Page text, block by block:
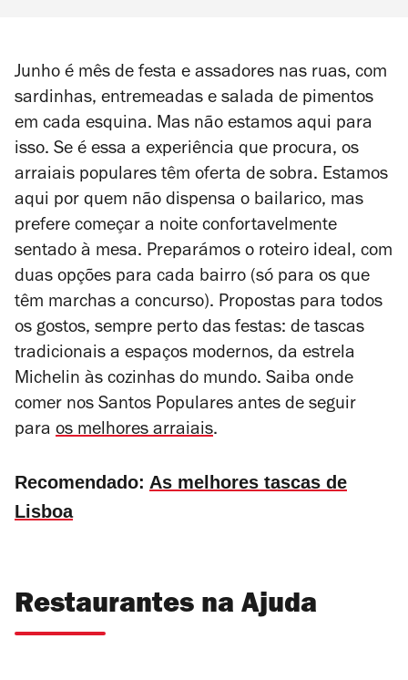
Junho é mês de festa e assadores nas ruas, com
sardinhas, entremeadas e salada de pimentos
em cada esquina. Mas não estamos aqui para
isso. Se é essa a experiência que procura, os
arraiais populares têm oferta de sobra. Estamos
aqui por quem não dispensa o bailarico, mas
prefere começar a noite confortavelmente
sentado à mesa. Preparámos o roteiro ideal, com
duas opções para cada bairro (só para os que
têm marchas a concurso). Propostas para todos
os gostos, sempre perto das festas: de tascas
tradicionais a espaços modernos, da estrela
Michelin às cozinhas do mundo. Saiba onde
comer nos Santos Populares antes de seguir
para os melhores arraiais.
Recomendado: As melhores tascas de
Lisboa
Restaurantes na Ajuda